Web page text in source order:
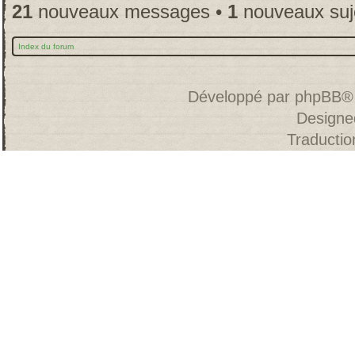
21 nouveaux messages • 1 nouveaux
Index du forum
Développé par phpBB®